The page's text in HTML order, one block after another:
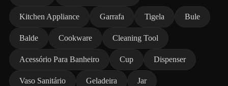
Kitchen Appliance Garrafa Tigela Bule
Balde Cookware Cleaning Tool
Acessório Para Banheiro Cup Dispenser
Vaso Sanitário Geladeira Jar